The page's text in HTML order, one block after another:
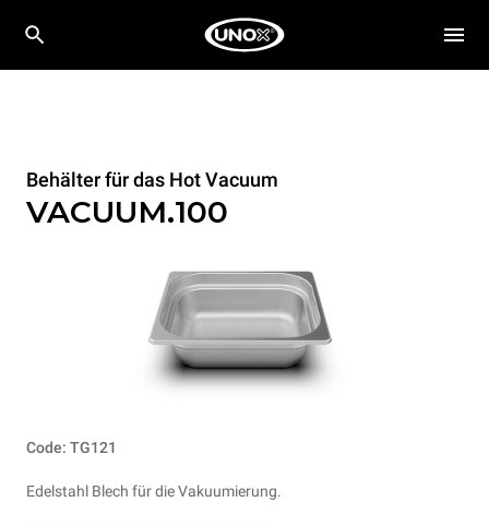
Behälter für das Hot Vacuum
VACUUM.100
Code: TG121
Edelstahl Blech für die Vakuumierung.